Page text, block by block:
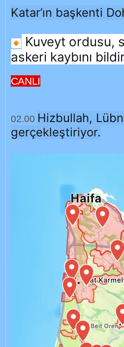
Katar’ın başkenti
Kuveyt ordusu,
askeri kaybını
CANLI
02.00 Hizbullah,
gerçekleştiriyor.